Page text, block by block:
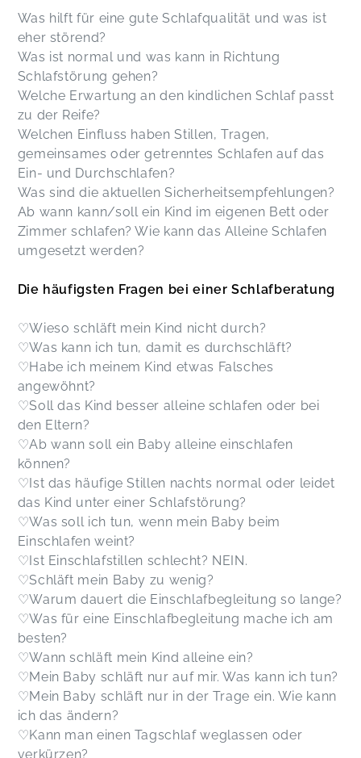
Was hilft für eine gute Schlafqualität und was ist
eher störend?
Was ist normal und was kann in Richtung
Schlafstörung gehen?
Welche Erwartung an den kindlichen Schlaf passt
zu der Reife?
Welchen Einfluss haben Stillen, Tragen,
gemeinsames oder getrenntes Schlafen auf das
Ein- und Durchschlafen?
Was sind die aktuellen Sicherheitsempfehlungen?
Ab wann kann/soll ein Kind im eigenen Bett oder
Zimmer schlafen? Wie kann das Alleine Schlafen
umgesetzt werden?
Die häufigsten Fragen bei einer Schlafberatung
♡Wieso schläft mein Kind nicht durch?
♡Was kann ich tun, damit es durchschläft?
♡Habe ich meinem Kind etwas Falsches
angewöhnt?
♡Soll das Kind besser alleine schlafen oder bei
den Eltern?
♡Ab wann soll ein Baby alleine einschlafen
können?
♡Ist das häufige Stillen nachts normal oder leidet
das Kind unter einer Schlafstörung?
♡Was soll ich tun, wenn mein Baby beim
Einschlafen weint?
♡Ist Einschlafstillen schlecht? NEIN.
♡Schläft mein Baby zu wenig?
♡Warum dauert die Einschlafbegleitung so lange?
♡Was für eine Einschlafbegleitung mache ich am
besten?
♡Wann schläft mein Kind alleine ein?
♡Mein Baby schläft nur auf mir. Was kann ich tun?
♡Mein Baby schläft nur in der Trage ein. Wie kann
ich das ändern?
♡Kann man einen Tagschlaf weglassen oder
verkürzen?